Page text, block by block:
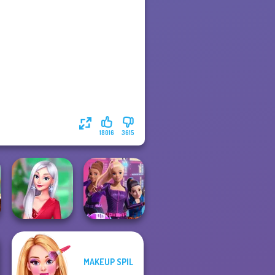
3615
18016
My Christmas
Party Prep
Spy Squad
MAKEUP SPIL